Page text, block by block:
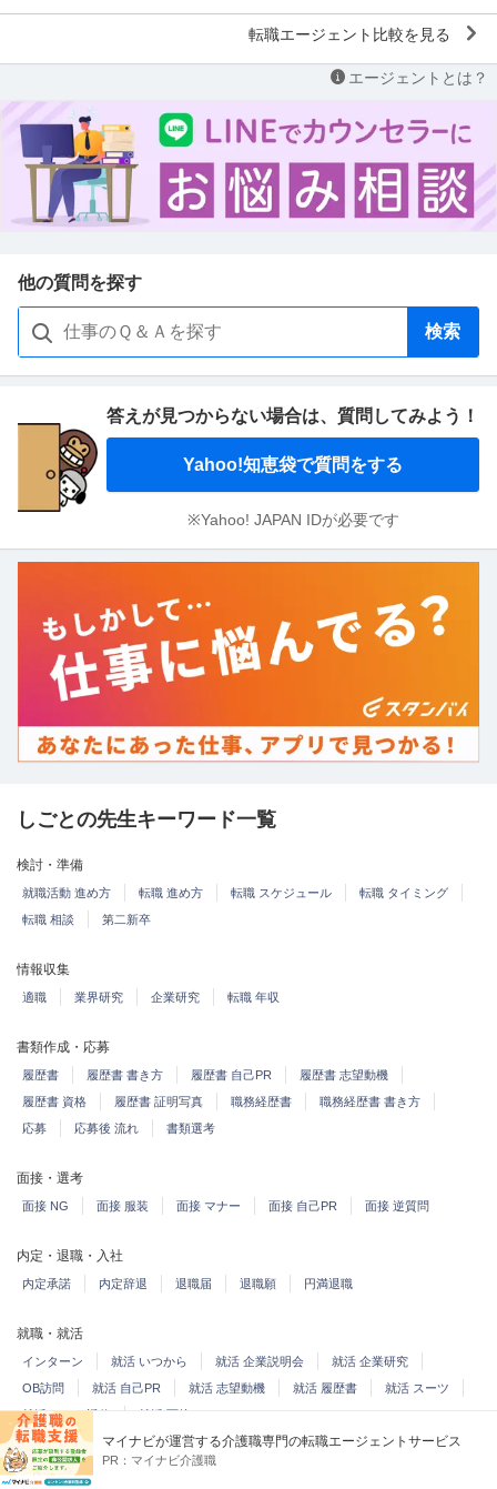
転職エージェント比較を見る
エージェントとは？
他の質問を探す
検索
答えが見つからない場合は、 質問してみよう！
Yahoo!知恵袋で質問をする
※Yahoo! JAPAN IDが必要です
しごとの先生キーワード一覧
検討・準備
就職活動 進め方 転職 進め方 転職 スケジュール
転職 タイミング
転職 相談
第二新卒
情報収集
適職 業界研究 企業研究 転職 年収
書類作成・応募
履歴書 履歴書 書き方 履歴書 自己PR
履歴書 志望動機
履歴書 資格
履歴書 証明写真 職務経歴書
職務経歴書 書き方
応募
応募後 流れ 書類選考
面接・選考
面接 NG 面接 服装 面接 マナー 面接 自己PR 面接 逆質問
内定・退職・入社
内定承諾 内定辞退 退職届 退職願 円満退職
就職・就活
インターン 就活 いつから 就活 企業説明会
就活 企業研究
OB訪問
就活 自己PR 就活 志望動機 就活 履歴書
就活 スーツ
就活 メール返信
お金
マイナビが運営する介護職専門の転職エージェントサービス
PR： マイナビ介護職